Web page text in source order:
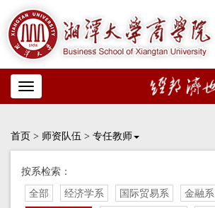
Toggle
navigation
首页 > 师资队伍 > 专任教师
按系检索：
全部 经济学系 国际贸易系 金融系